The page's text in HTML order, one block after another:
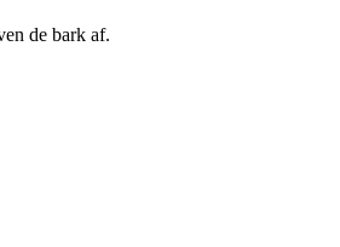
de bark af.